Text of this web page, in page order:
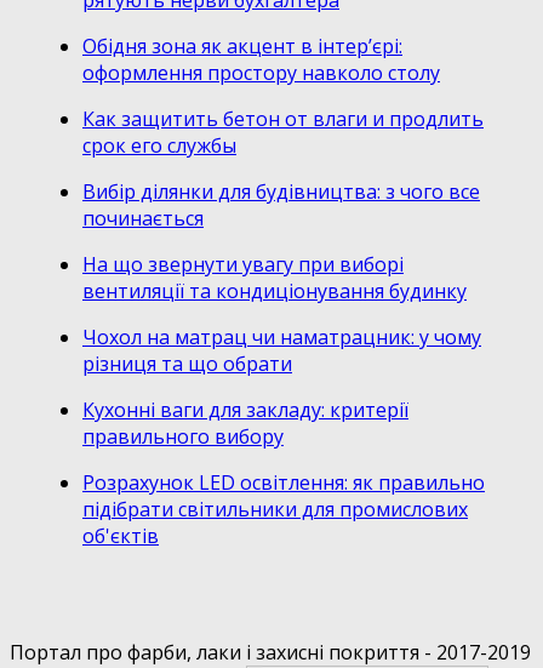
Обідня зона як акцент в інтер’єрі:
оформлення простору навколо столу
Как защитить бетон от влаги и продлить
срок его службы
Вибір ділянки для будівництва: з чого все
починається
На що звернути увагу при виборі
вентиляції та кондиціонування будинку
Чохол на матрац чи наматрацник: у чому
різниця та що обрати
Кухонні ваги для закладу: критерії
правильного вибору
Розрахунок LED освітлення: як правильно
підібрати світильники для промислових
об'єктів
Портал про фарби, лаки і захисні покриття - 2017-2019